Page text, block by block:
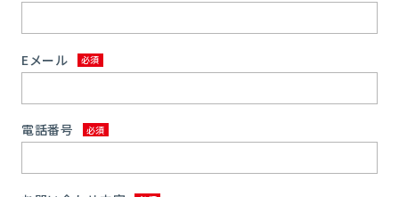
Eメール
電話番号